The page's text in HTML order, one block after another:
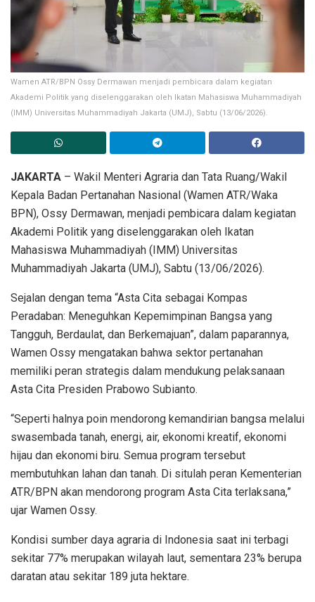
Wamen ATR/BPN Ossy Dermawan menjadi pembicara dalam kegiatan
Akademi Politik yang diselenggarakan oleh Ikatan Mahasiswa Muhammadiyah
(IMM) Universitas Muhammadiyah Jakarta (UMJ), Sabtu (13/06/2026).
JAKARTA – Wakil Menteri Agraria dan Tata Ruang/Wakil
Kepala Badan Pertanahan Nasional (Wamen ATR/Waka
BPN), Ossy Dermawan, menjadi pembicara dalam kegiatan
Akademi Politik yang diselenggarakan oleh Ikatan
Mahasiswa Muhammadiyah (IMM) Universitas
Muhammadiyah Jakarta (UMJ), Sabtu (13/06/2026).
Sejalan dengan tema “Asta Cita sebagai Kompas
Peradaban: Meneguhkan Kepemimpinan Bangsa yang
Tangguh, Berdaulat, dan Berkemajuan”, dalam paparannya,
Wamen Ossy mengatakan bahwa sektor pertanahan
memiliki peran strategis dalam mendukung pelaksanaan
Asta Cita Presiden Prabowo Subianto.
“Seperti halnya poin mendorong kemandirian bangsa melalui
swasembada tanah, energi, air, ekonomi kreatif, ekonomi
hijau dan ekonomi biru. Semua program tersebut
membutuhkan lahan dan tanah. Di situlah peran Kementerian
ATR/BPN akan mendorong program Asta Cita terlaksana,”
ujar Wamen Ossy.
Kondisi sumber daya agraria di Indonesia saat ini terbagi
sekitar 77% merupakan wilayah laut, sementara 23% berupa
daratan atau sekitar 189 juta hektare.